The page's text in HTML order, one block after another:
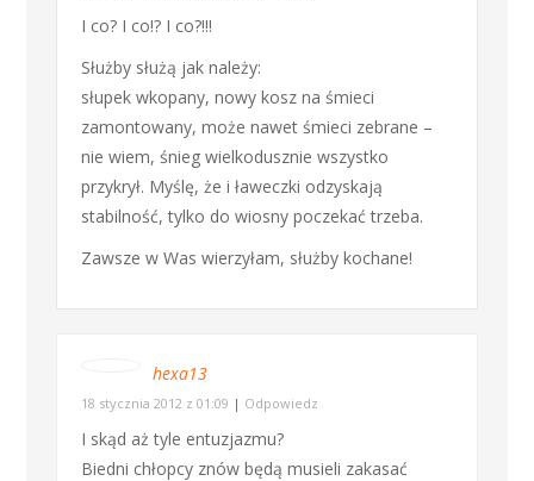
I co? I co!? I co?!!!
Służby służą jak należy:
słupek wkopany, nowy kosz na śmieci
zamontowany, może nawet śmieci zebrane –
nie wiem, śnieg wielkodusznie wszystko
przykrył. Myślę, że i ławeczki odzyskają
stabilność, tylko do wiosny poczekać trzeba.
Zawsze w Was wierzyłam, służby kochane!
hexa13
18 stycznia 2012 z 01:09 | Odpowiedz
I skąd aż tyle entuzjazmu?
Biedni chłopcy znów będą musieli zakasać